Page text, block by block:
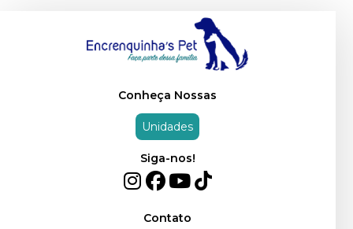
Conheça Nossas
Unidades
Siga-nos!
Contato